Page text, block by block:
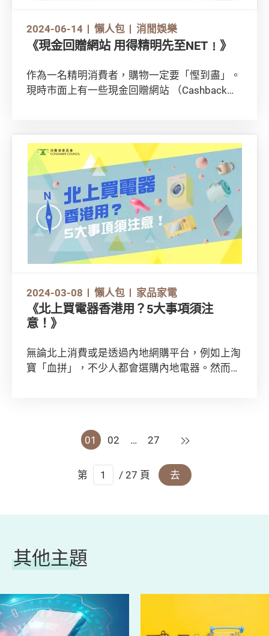
2024-06-14 懶人包 消閒娛樂
《現金回贈網站 用得精明先至NET﹗》
作為一名精明消費者，購物一定要「慳到盡」。
現時市面上有一些現金回贈網站 （Cashback
甚麼？
2024-03-08 懶人包 家品家電
《北上買電器香港用？5大事項須注
意！》
無論北上消費或是透過內地網購平台，例如上淘
寶「血拼」，不少人都會選購內地電器。然而，
01
02 … 27 下一頁
第 / 27 頁 去
其他主題